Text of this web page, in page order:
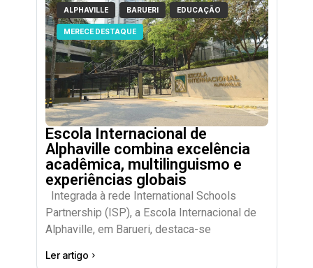
ALPHAVILLE BARUERI EDUCAÇÃO
MERECE DESTAQUE
Escola Internacional de
Alphaville combina excelência
acadêmica, multilinguismo e
experiências globais
Integrada à rede International Schools
Partnership (ISP), a Escola Internacional de
Alphaville, em Barueri, destaca-se
Ler artigo